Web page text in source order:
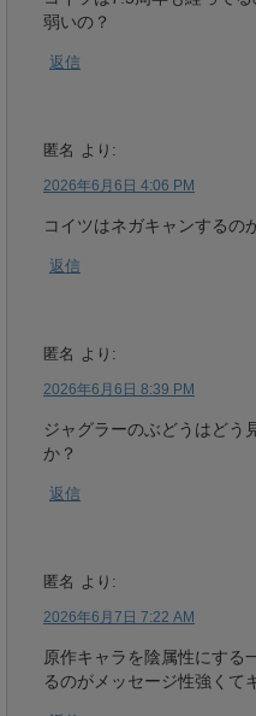
弱いの？
返信
匿名 より:
2026年6月6日 4:06 PM
コイツはネガキャンするの
返信
匿名 より:
2026年6月6日 8:39 PM
ジャグラーのぶどうはどう
か？
返信
匿名 より:
2026年6月7日 7:22 AM
原作キャラを陰属性にする
るのがメッセージ性強くて